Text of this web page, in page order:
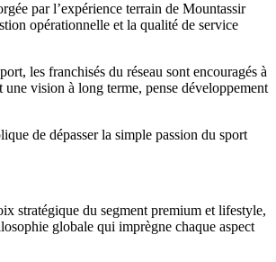
par l’expérience terrain de Mountassir
opérationnelle et la qualité de service
les franchisés du réseau sont encouragés à
vision à long terme, pense développement
de dépasser la simple passion du sport
stratégique du segment premium et lifestyle,
globale qui imprègne chaque aspect